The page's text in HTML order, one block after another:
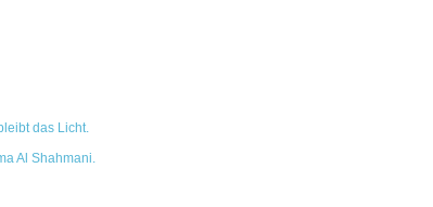
das Licht.
Al Shahmani.